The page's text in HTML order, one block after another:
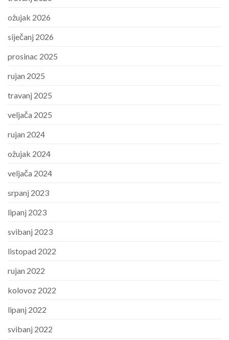
ožujak 2026
siječanj 2026
prosinac 2025
rujan 2025
travanj 2025
veljača 2025
rujan 2024
ožujak 2024
veljača 2024
srpanj 2023
lipanj 2023
svibanj 2023
listopad 2022
rujan 2022
kolovoz 2022
lipanj 2022
svibanj 2022